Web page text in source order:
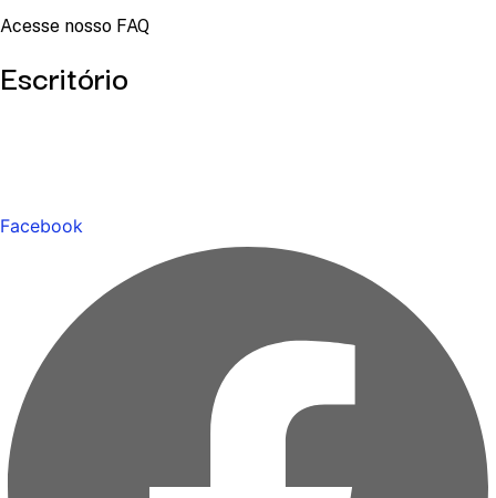
Acesse nosso FAQ
Escritório
Facebook